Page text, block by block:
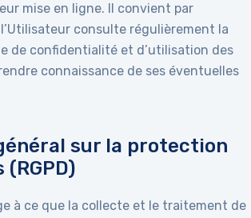
mise en ligne. Il convient par
consulte régulièrement la
de confidentialité et d’utilisation des
connaissance de ses éventuelles
sur la protection
à ce que la collecte et le traitement de